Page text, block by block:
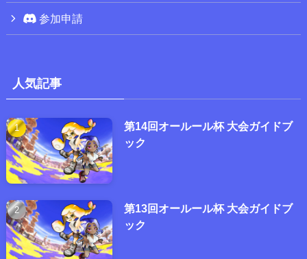
参加申請
人気記事
第14回オールール杯 大会ガイドブ
ック
第13回オールール杯 大会ガイドブ
ック